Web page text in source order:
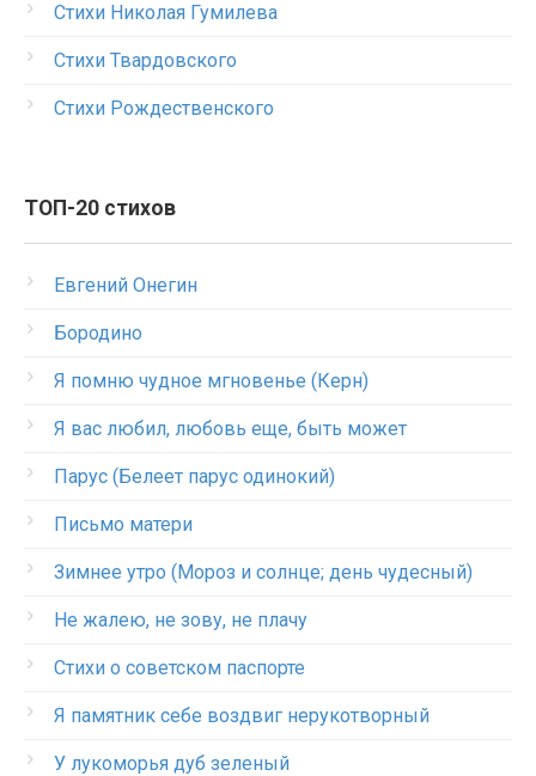
Стихи Николая Гумилева
Стихи Твардовского
Стихи Рождественского
ТОП-20 стихов
Евгений Онегин
Бородино
Я помню чудное мгновенье (Керн)
Я вас любил, любовь еще, быть может
Парус (Белеет парус одинокий)
Письмо матери
Зимнее утро (Мороз и солнце; день чудесный)
Не жалею, не зову, не плачу
Стихи о советском паспорте
Я памятник себе воздвиг нерукотворный
У лукоморья дуб зеленый